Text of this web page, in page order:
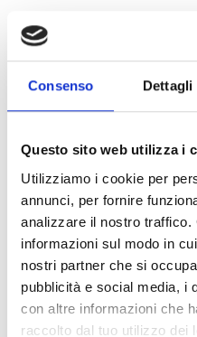
Consenso Dettagli
Questo sito web utilizza i
Utilizziamo i cookie per
annunci, per fornire
analizzare il nostro traffico.
informazioni sul modo in
nostri partner che si
pubblicità e social media, i
con altre informazioni che
raccolto dal tuo utilizzo dei